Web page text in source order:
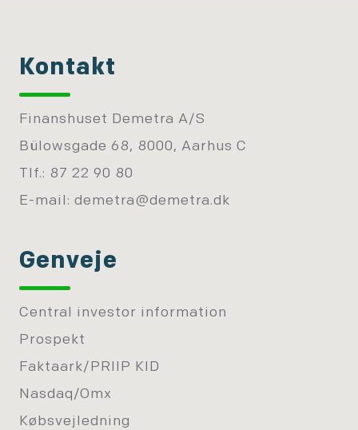
Kontakt
Finanshuset Demetra A/S
Bülowsgade 68, 8000, Aarhus C
Tlf.: 87 22 90 80
E-mail: demetra@demetra.dk
Genveje
Central investor information
Prospekt
Faktaark/PRIIP KID
Nasdaq/Omx
Købsvejledning